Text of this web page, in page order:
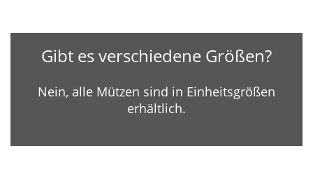
Gibt es verschiedene Größen?
Nein, alle Mützen sind in Einheitsgrößen
erhältlich.